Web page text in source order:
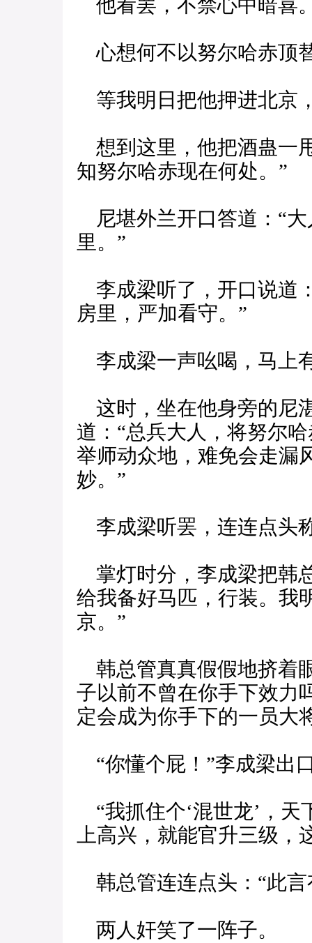
他看罢，不禁心中暗喜
心想何不以努尔哈赤顶
等我明日把他押进北京
想到这里，他把酒蛊一
知努尔哈赤现在何处。”
尼堪外兰开口答道：“
里。”
李成梁听了，开口说道
房里，严加看守。”
李成梁一声吆喝，马上
这时，坐在他身旁的尼
道：“总兵大人，将努尔
举师动众地，难免会走漏
妙。”
李成梁听罢，连连点头
掌灯时分，李成梁把韩
给我备好马匹，行装。我
京。”
韩总管真真假假地挤着
子以前不曾在你手下效力
定会成为你手下的一员大
“你懂个屁！”李成梁出
“我抓住个‘混世龙’，天
上高兴，就能官升三级
韩总管连连点头：“此言
两人奸笑了一阵子。